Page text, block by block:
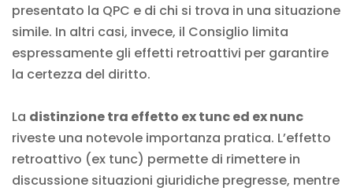
presentato la QPC e di chi si trova in una situazione
simile. In altri casi, invece, il Consiglio limita
espressamente gli effetti retroattivi per garantire
la certezza del diritto.
La distinzione tra effetto ex tunc ed ex nunc
riveste una notevole importanza pratica. L’effetto
retroattivo (ex tunc) permette di rimettere in
discussione situazioni giuridiche pregresse, mentre